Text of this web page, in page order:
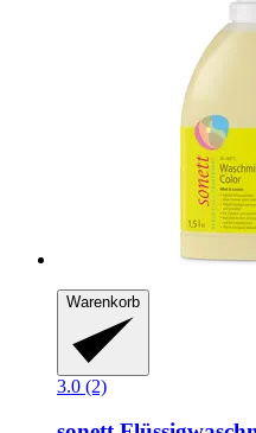
Warenkorb
3.0 (2)